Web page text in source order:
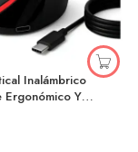
Inalámbrico
Ergonómico Y